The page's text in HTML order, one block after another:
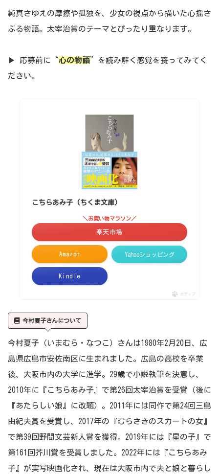
純真さゆえの摩擦や孤独を、少女の視点から描いた心揺さ
ぶる物語。太宰治賞のテーマとぴったり重なります。
▶ 応募前に“心の物語”を読み解く感覚を養ってみてく
ださい。
こちらあみ子 (ちくま文庫)
Amazon
＼お買い物マラソン／
楽天市場
Yahooショッピング
Kindle
ポチップ
今村夏子さんについて
今村夏子（いまむら・なつこ）さんは1980年2月20日、広
島県広島市安佐南区に生まれました。広島の高校を卒業
後、大阪市内の大学に進学。29歳で小説執筆を決意し、
2010年に『こちらあみ子』で第26回太宰治賞を受賞（後に
『あたらしい娘』に改題）。2011年には同作で第24回三島
由紀夫賞を受賞し、2017年の『むらさきのスカートの女』
で第39回野間文芸新人賞を獲得。2019年には『星の子』で
第161回芥川賞を受賞しました。2022年には『こちらあみ
子』が実写映画化され、現在は大阪市内で夫と娘と暮らし